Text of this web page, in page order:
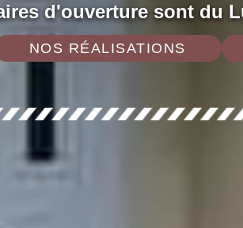
d'ouverture sont du
NOS RÉALISATIONS